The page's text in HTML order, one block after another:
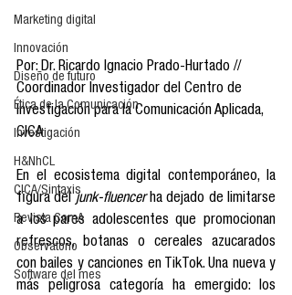
Marketing digital
Innovación
Diseño de futuro
Ética de la Comunicación
Investigación
H&NhCL
CICA/Sintaxis
Revista ComA
Observatorio
Software del mes
Por: Dr. Ricardo Ignacio Prado-Hurtado //
Coordinador Investigador del Centro de
Investigación para la Comunicación Aplicada,
CICA
En el ecosistema digital contemporáneo, la
figura del junk-fluencer ha dejado de limitarse
a los pares adolescentes que promocionan
refrescos, botanas o cereales azucarados
con bailes y canciones en TikTok. Una nueva y
más peligrosa categoría ha emergido: los